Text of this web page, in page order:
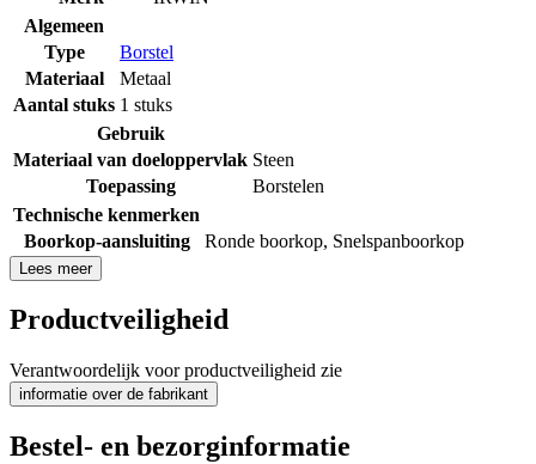
Algemeen
Type
Borstel
Materiaal
Metaal
Aantal stuks 1 stuks
Gebruik
Materiaal van doeloppervlak Steen
Toepassing
Borstelen
Technische kenmerken
Boorkop-aansluiting
Ronde boorkop, Snelspanboorkop
Lees meer
Productveiligheid
Verantwoordelijk voor productveiligheid zie
informatie over de fabrikant
Bestel- en bezorginformatie